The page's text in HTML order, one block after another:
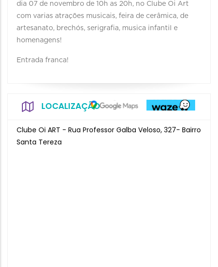
dia 07 de novembro de 10h as 20h, no Clube Oi Art
com varias atrações musicais, feira de cerâmica, de
artesanato, brechós, serigrafia, musica infantil e
homenagens!
Entrada franca!
LOCALIZAÇÃO
Clube Oi ART - Rua Professor Galba Veloso, 327- Bairro
Santa Tereza